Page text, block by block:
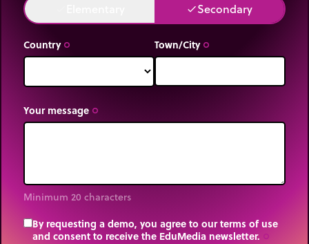
doneSecondary
Country trip_origin Town/City trip_origin
Your message trip_origin
Minimum 20 characters
By requesting a demo, you agree to our terms of use
and consent to receive the EduMedia newsletter.